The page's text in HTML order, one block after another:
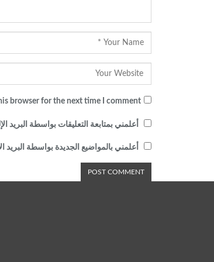
browser for the next time I comment.
أعلمني بمتابعة التعليقات بواسطة البريد
أعلمني بالمواضيع الجديدة بواسطة البريد